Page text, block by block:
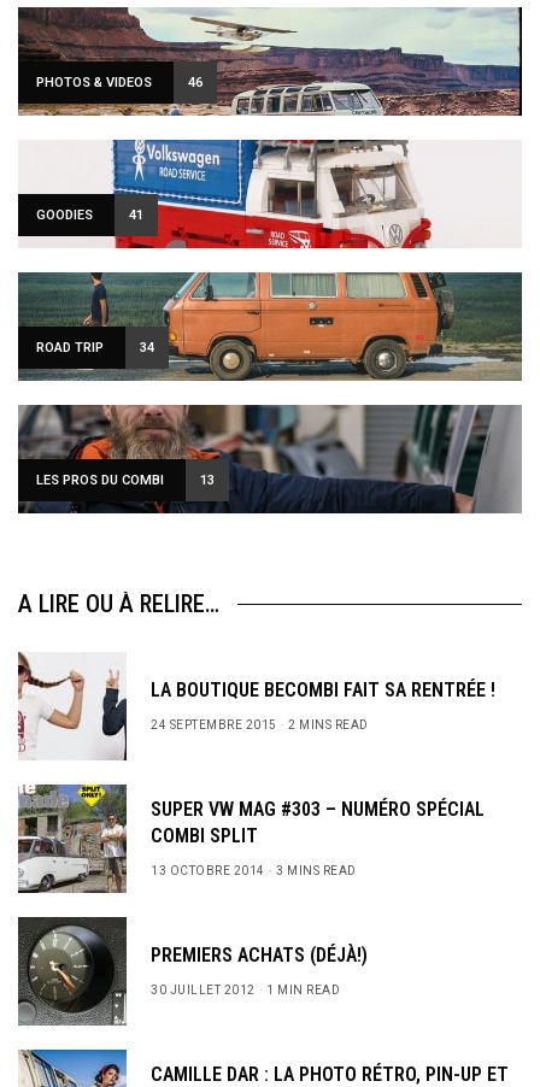
PHOTOS & VIDEOS 46
GOODIES 41
ROAD TRIP 34
LES PROS DU COMBI 13
A LIRE OU À RELIRE…
LA BOUTIQUE BECOMBI FAIT SA RENTRÉE !
24 SEPTEMBRE 2015 2 MINS READ
SUPER VW MAG #303 – NUMÉRO SPÉCIAL
COMBI SPLIT
13 OCTOBRE 2014 3 MINS READ
PREMIERS ACHATS (DÉJÀ!)
30 JUILLET 2012 1 MIN READ
CAMILLE DAR : LA PHOTO RÉTRO, PIN-UP ET